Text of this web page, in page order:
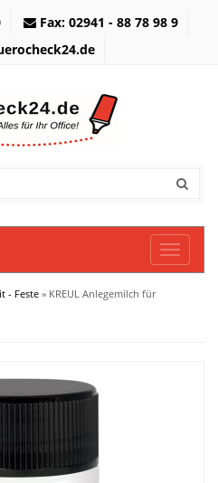
Fax: 02941 - 88 78 98 9
Toggle
- Feste » KREUL Anlegemilch für